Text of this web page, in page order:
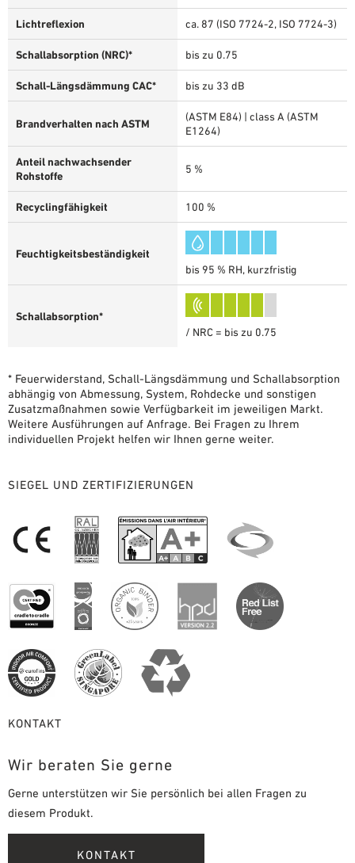
Lichtreflexion ca. 87 (ISO 7724-2, ISO 7724-3)
Schallabsorption (NRC)* bis zu 0.75
Schall-Längsdämmung CAC* bis zu 33 dB
Brandverhalten nach ASTM
(ASTM E84) | class A (ASTM
E1264)
Anteil nachwachsender
Rohstoffe
5 %
Recyclingfähigkeit 100 %
Feuchtigkeitsbeständigkeit
bis 95 % RH, kurzfristig
Schallabsorption*
/ NRC = bis zu 0.75
* Feuerwiderstand, Schall-Längsdämmung und Schallabsorption
abhängig von Abmessung, System, Rohdecke und sonstigen
Zusatzmaßnahmen sowie Verfügbarkeit im jeweiligen Markt.
Weitere Ausführungen auf Anfrage. Bei Fragen zu Ihrem
individuellen Projekt helfen wir Ihnen gerne weiter.
SIEGEL UND ZERTIFIZIERUNGEN
KONTAKT
Wir beraten Sie gerne
Gerne unterstützen wir Sie persönlich bei allen Fragen zu
diesem Produkt.
KONTAKT